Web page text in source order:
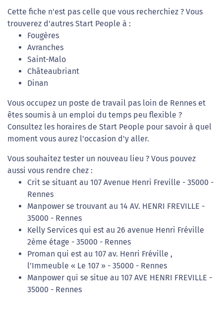
Cette fiche n'est pas celle que vous recherchiez ? Vous
trouverez d'autres Start People à :
Fougères
Avranches
Saint-Malo
Châteaubriant
Dinan
Vous occupez un poste de travail pas loin de Rennes et
êtes soumis à un emploi du temps peu flexible ?
Consultez les horaires de Start People pour savoir à quel
moment vous aurez l'occasion d'y aller.
Vous souhaitez tester un nouveau lieu ? Vous pouvez
aussi vous rendre chez :
Crit se situant au 107 Avenue Henri Freville - 35000 -
Rennes
Manpower se trouvant au 14 AV. HENRI FREVILLE -
35000 - Rennes
Kelly Services qui est au 26 avenue Henri Fréville
2ème étage - 35000 - Rennes
Proman qui est au 107 av. Henri Fréville ,
l’Immeuble « Le 107 » - 35000 - Rennes
Manpower qui se situe au 107 AVE HENRI FREVILLE -
35000 - Rennes